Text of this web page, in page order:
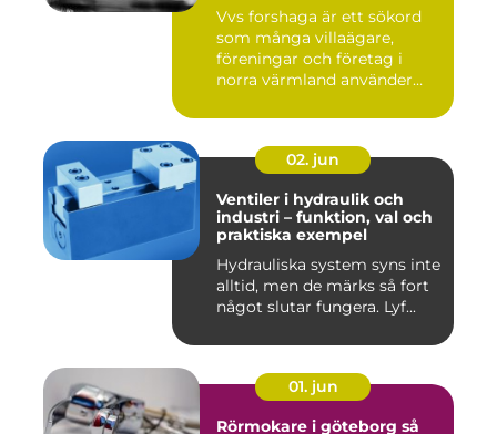
Vvs forshaga är ett sökord
som många villaägare,
föreningar och företag i
norra värmland använder
02. jun
Ventiler i hydraulik och
industri – funktion, val och
praktiska exempel
Hydrauliska system syns inte
alltid, men de märks så fort
något slutar fungera. Lyf...
01. jun
Rörmokare i göteborg så